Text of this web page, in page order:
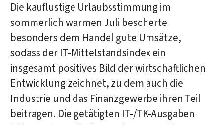
Die kauflustige Urlaubsstimmung im
sommerlich warmen Juli bescherte
besonders dem Handel gute Umsätze,
sodass der IT-Mittelstandsindex ein
insgesamt positives Bild der wirtschaftlichen
Entwicklung zeichnet, zu dem auch die
Industrie und das Finanzgewerbe ihren Teil
beitragen. Die getätigten IT-/TK-Ausgaben